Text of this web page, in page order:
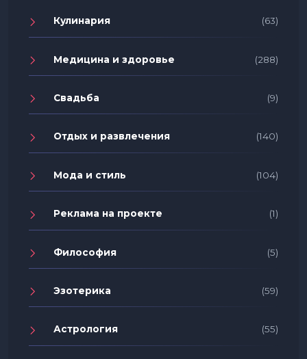
Кулинария (63)
Медицина и здоровье (288)
Свадьба (9)
Отдых и развлечения (140)
Мода и стиль (104)
Реклама на проекте (1)
Философия (5)
Эзотерика (59)
Астрология (55)